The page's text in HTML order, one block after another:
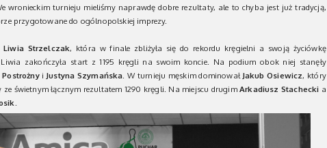
wronieckim turnieju mieliśmy naprawdę dobre rezultaty, ale to chyba jest już tradycją,
przygotowane do ogólnopolskiej imprezy.
Liwia Strzelczak, która w finale zbliżyła się do rekordu kręgielni a swoją życiówkę
zakończyła start z 1195 kręgli na swoim koncie. Na podium obok niej stanęły
iJustyna Szymańska. W turnieju męskim dominował Jakub Osiewicz, który
ze świetnym łącznym rezultatem 1290 kręgli. Na miejscu drugimArkadiusz Stachecki a
.